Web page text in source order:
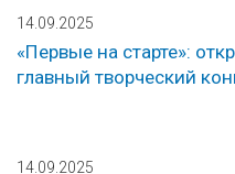
14.09.2025
«Первые на старте»:
главный творческий
14.09.2025